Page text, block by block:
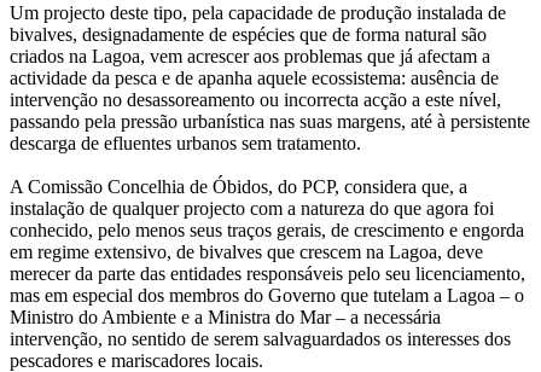
Um projecto deste tipo, pela capacidade de produção instalada de
bivalves, designadamente de espécies que de forma natural são
criados na Lagoa, vem acrescer aos problemas que já afectam a
actividade da pesca e de apanha aquele ecossistema: ausência de
intervenção no desassoreamento ou incorrecta acção a este nível,
passando pela pressão urbanística nas suas margens, até à persistente
descarga de efluentes urbanos sem tratamento.
A Comissão Concelhia de Óbidos, do PCP, considera que, a
instalação de qualquer projecto com a natureza do que agora foi
conhecido, pelo menos seus traços gerais, de crescimento e engorda
em regime extensivo, de bivalves que crescem na Lagoa, deve
merecer da parte das entidades responsáveis pelo seu licenciamento,
mas em especial dos membros do Governo que tutelam a Lagoa – o
Ministro do Ambiente e a Ministra do Mar – a necessária
intervenção, no sentido de serem salvaguardados os interesses dos
pescadores e mariscadores locais.